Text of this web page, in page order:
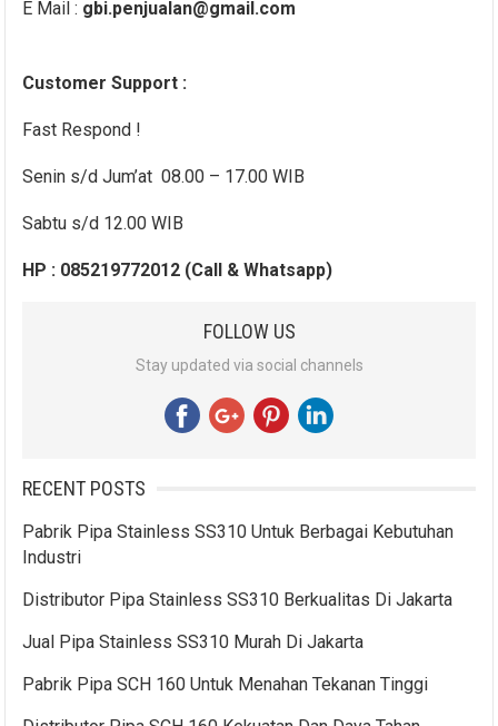
E Mail : gbi.penjualan@gmail.com
Customer Support :
Fast Respond !
Senin s/d Jum’at 08.00 – 17.00 WIB
Sabtu s/d 12.00 WIB
HP : 085219772012 (Call & Whatsapp)
FOLLOW US
Stay updated via social channels
RECENT POSTS
Pabrik Pipa Stainless SS310 Untuk Berbagai Kebutuhan
Industri
Distributor Pipa Stainless SS310 Berkualitas Di Jakarta
Jual Pipa Stainless SS310 Murah Di Jakarta
Pabrik Pipa SCH 160 Untuk Menahan Tekanan Tinggi